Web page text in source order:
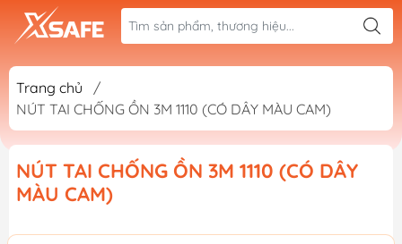
Trang chủ
/
NÚT TAI CHỐNG ỒN 3M 1110 (CÓ DÂY MÀU CAM)
NÚT TAI CHỐNG ỒN 3M 1110 (CÓ DÂY
MÀU CAM)